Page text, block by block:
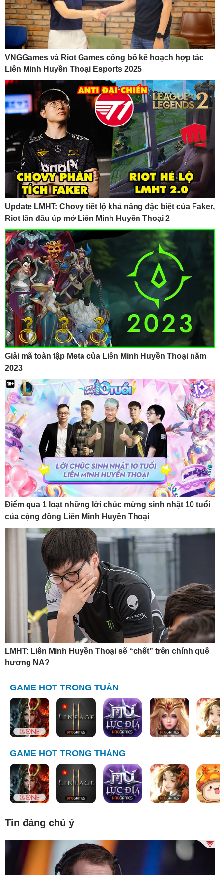
VNGGames và Riot Games công bố kế hoạch hợp tác
Liên Minh Huyền Thoại Esports 2025
Update LMHT: Chovy tiết lộ khả năng đặc biệt của Faker,
Riot lần đầu úp mở Liên Minh Huyền Thoại 2
Giải mã toàn tập Meta của Liên Minh Huyền Thoại năm
2023
Điểm qua 1 loạt những lời chúc mừng sinh nhật 10 tuổi
của cộng đồng Liên Minh Huyền Thoại
LMHT: Liên Minh Huyền Thoại sẽ “chết” trên chính quê
hương NA?
GAME HOT TRONG TUẦN
GAME HOT TRONG THÁNG
Tin đáng chú ý